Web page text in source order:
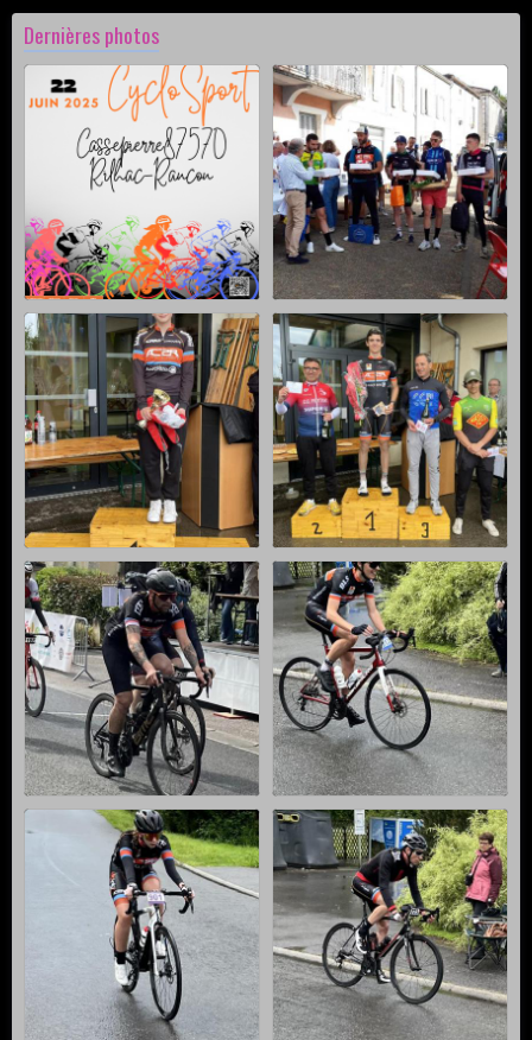
Dernières photos